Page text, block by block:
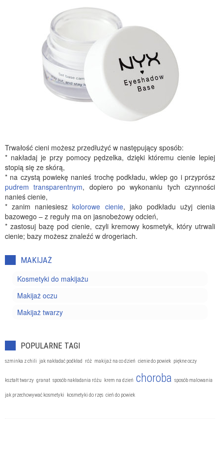
Trwałość cieni możesz przedłużyć w następujący sposób:
* nakładaj je przy pomocy pędzelka, dzięki któremu cienie lepiej
stopią się ze skórą,
* na czystą powiekę nanieś trochę podkładu, wklep go i przyprósz
pudrem transparentnym, dopiero po wykonaniu tych czynności
nanieś cienie,
* zanim naniesieszkolorowe cienie, jako podkładu użyj cienia
bazowego – z reguły ma on jasnobeżowy odcień,
* zastosuj bazę pod cienie, czyli kremowy kosmetyk, który utrwali
cienie; bazy możesz znaleźć w drogeriach.
MAKIJAŻ
Kosmetyki do makijażu
Makijaż oczu
Makijaż twarzy
POPULARNE TAGI
szminka z chili jak nakładać podkład róż makijaż na co dzień cienie do powiek piękne oczy
kształt twarzy granat sposób nakładania różu krem na dzień choroba sposób malowania
jak przechowywać kosmetyki kosmetyki do rzęs cień do powiek